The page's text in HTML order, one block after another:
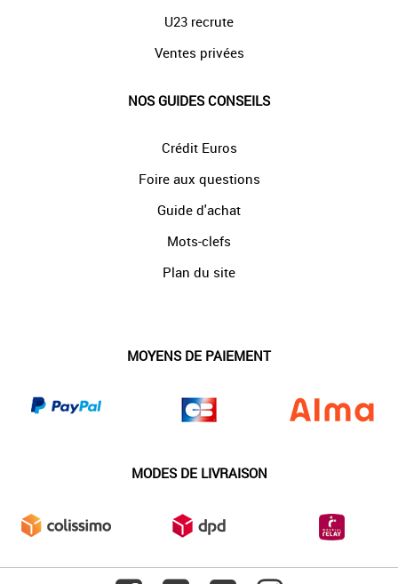
U23 recrute
Ventes privées
NOS GUIDES CONSEILS
Crédit Euros
Foire aux questions
Guide d'achat
Mots-clefs
Plan du site
MOYENS DE PAIEMENT
MODES DE LIVRAISON